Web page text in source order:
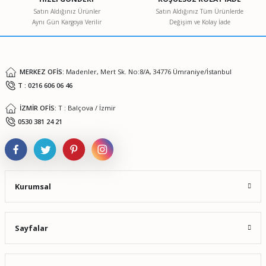
Ürün bilgilerinde hatalar bulunuyor.
Ürün fiyatı diğer sitelerden daha pahalı.
Satın Aldığınız Ürünler
Aynı Gün Kargoya Verilir
Satın Aldığınız Tüm Ürünlerde
Değişim ve Kolay İade
MERKEZ OFİS: Madenler, Mert Sk. No:8/A, 34776 Ümraniye/İstanbul
T : 0216 606 06 46
İZMİR OFİS: T : Balçova / İzmir
0530 381 24 21
Kurumsal
Sayfalar